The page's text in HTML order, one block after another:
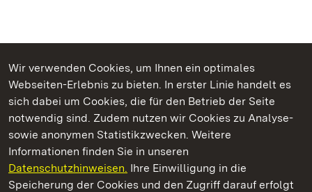
Wir verwenden Cookies, um Ihnen ein optimales
Webseiten-Erlebnis zu bieten. In erster Linie handelt es
sich dabei um Cookies, die für den Betrieb der Seite
notwendig sind. Zudem nutzen wir Cookies zu Analyse-
sowie anonymen Statistikzwecken. Weitere
Informationen finden Sie in unseren
Datenschutzhinweisen. Ihre Einwilligung in die
Speicherung der Cookies und den Zugriff darauf erfolgt
Kommen. Staunen. Genießen.
Staatliche Schlösser und Gärten Baden‑Württemberg